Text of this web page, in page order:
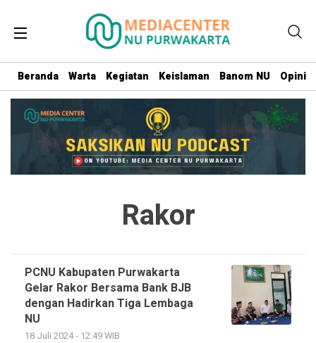
Beranda Warta Kegiatan Keislaman Banom NU Opini
Rakor
PCNU Kabupaten Purwakarta
Gelar Rakor Bersama Bank BJB
dengan Hadirkan Tiga Lembaga
NU
18 Juli 2024 - 12:49 WIB